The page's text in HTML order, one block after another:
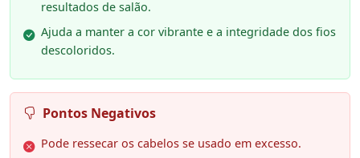
resultados de salão.
Ajuda a manter a cor vibrante e a integridade dos fios
descoloridos.
Pontos Negativos
Pode ressecar os cabelos se usado em excesso.